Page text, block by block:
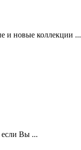
и новые коллекции ...
если Вы ...